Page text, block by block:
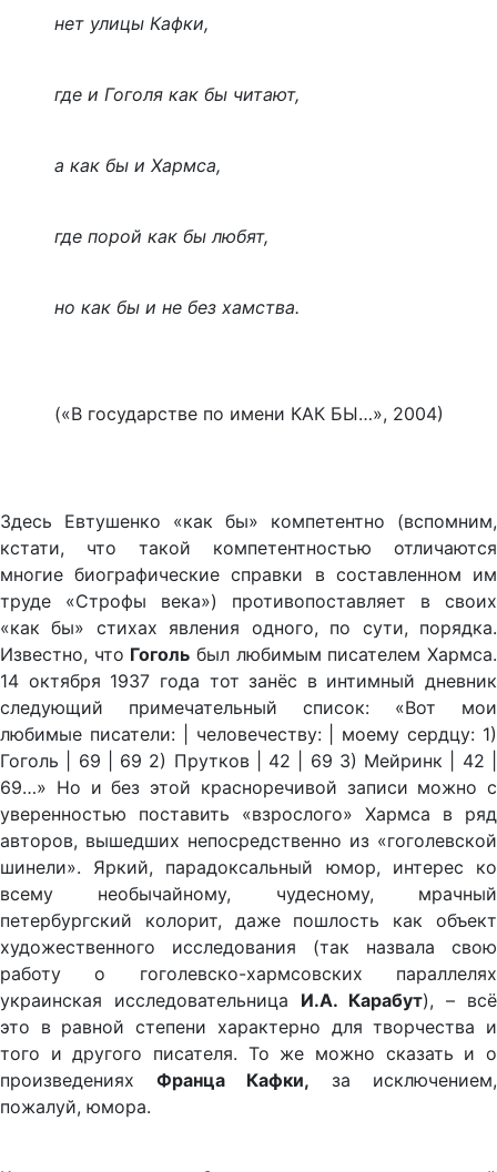
нет улицы Кафки,
где и Гоголя как бы читают,
а как бы и Хармса,
где порой как бы любят,
но как бы и не без хамства.
(«В государстве по имени КАК БЫ…», 2004)
Здесь Евтушенко «как бы» компетентно (вспомним,
кстати, что такой компетентностью отличаются
многие биографические справки в составленном им
труде «Строфы века») противопоставляет в своих
«как бы» стихах явления одного, по сути, порядка.
Известно, что Гоголь был любимым писателем Хармса.
14 октября 1937 года тот занёс в интимный дневник
следующий примечательный список: «Вот мои
любимые писатели: | человечеству: | моему сердцу: 1)
Гоголь | 69 | 69 2) Прутков | 42 | 69 3) Мейринк | 42 |
69…» Но и без этой красноречивой записи можно с
уверенностью поставить «взрослого» Хармса в ряд
авторов, вышедших непосредственно из «гоголевской
шинели». Яркий, парадоксальный юмор, интерес ко
всему необычайному, чудесному, мрачный
петербургский колорит, даже пошлость как объект
художественного исследования (так назвала свою
работу о гоголевско-хармсовских параллелях
украинская исследовательница И.А. Карабут), – всё
это в равной степени характерно для творчества и
того и другого писателя. То же можно сказать и о
произведениях Франца Кафки, за исключением,
пожалуй, юмора.